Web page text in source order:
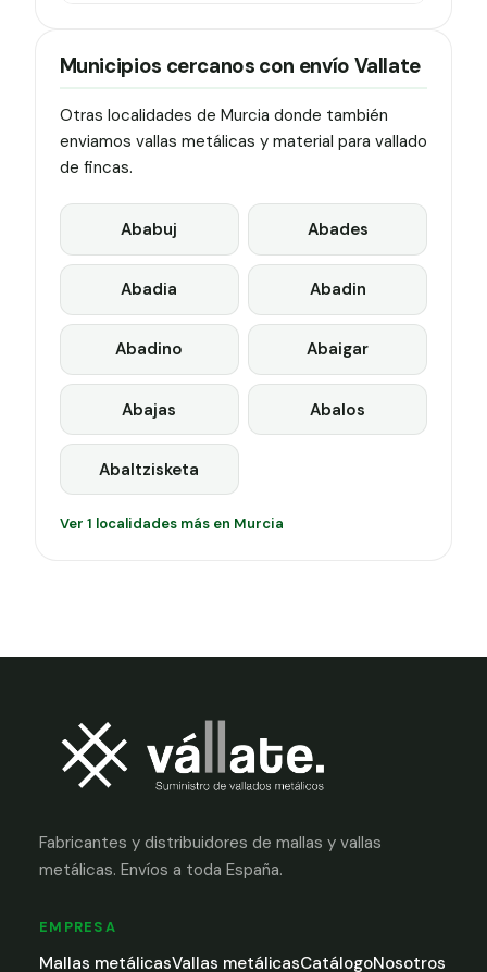
Municipios cercanos con envío Vallate
Otras localidades de Murcia donde también
enviamos vallas metálicas y material para vallado
de fincas.
Ababuj Abades
Abadia Abadin
Abadino Abaigar
Abajas Abalos
Abaltzisketa
Ver 1 localidades más en Murcia
Fabricantes y distribuidores de mallas y vallas
metálicas. Envíos a toda España.
EMPRESA
Mallas metálicasVallas metálicasCatálogoNosotros